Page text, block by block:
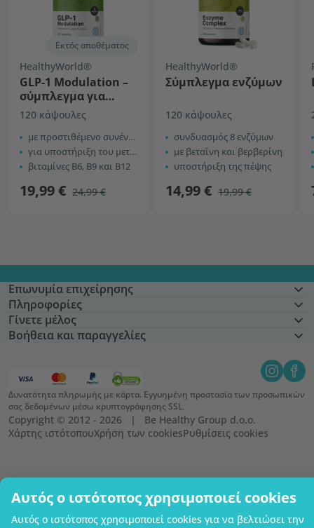
Αυτός ο ιστότοπος χρησιμοποιεί cookies
Αυτός ο ιστότοπος χρησιμοποιεί cookies για να βελτιώσει την
Εκτός αποθέματος
HealthyWorld®
GLP-1 Modulation –
σύμπλεγμα για
υποστήριξη του
μεταβολισμού
120 κάψουλες
με προστιθέμενο συνένζυμο Q10
για υποστήριξη του μεταβολισμού
βιταμίνες B6, B9 και B12
19,99 € 24,99 €
HealthyWorld®
Σύμπλεγμα ενζύμων
120 κάψουλες
συνδυασμός 8 ενζύμων
με βεταΐνη και βερβερίνη
υποστήριξη της πέψης
14,99 € 19,99 €
Επωνυμία επιχείρησης
Πληροφορίες
Γίνετε μέλος
Βοήθεια και παραγγελίες
Δυνατότητα πληρωμής με κάρτα. Εγγυημένη προστασία των προσωπικών
σας δεδομένων μέσω κρυπτογράφησης SSL.
Copyright © 2012 - 2026   |   Be Healthy Group d.o.o.
Χάρτης ιστότοπουΧρήση των cookiesΡυθμίσεις cookies